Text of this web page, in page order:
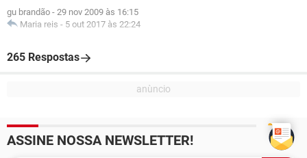
gu brandão - 29 nov 2009 às 16:15
Maria reis - 5 out 2017 às 22:24
265 Respostas
ASSINE NOSSA NEWSLETTER!